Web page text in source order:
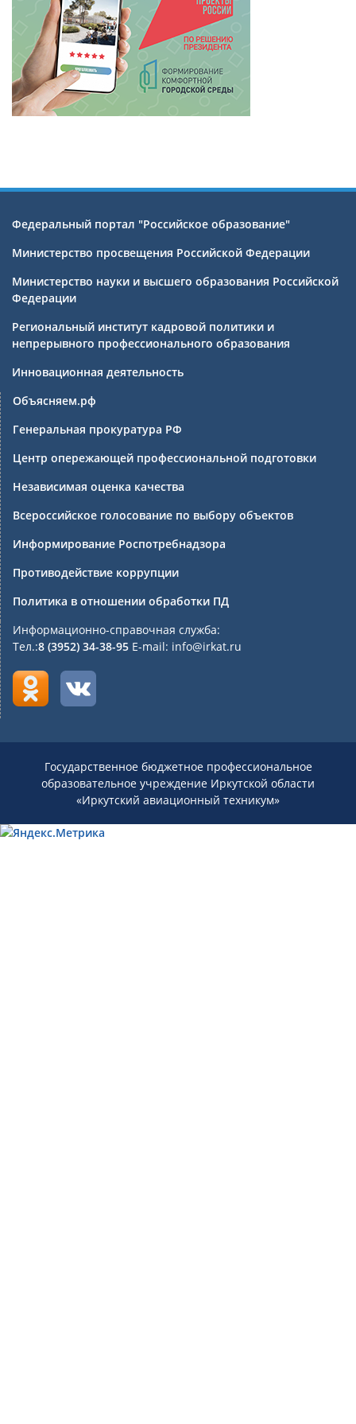
Федеральный портал "Российское образование"
Министерство просвещения Российской Федерации
Министерство науки и высшего образования Российской
Федерации
Региональный институт кадровой политики и
непрерывного профессионального образования
Инновационная деятельность
Объясняем.рф
Генеральная прокуратура РФ
Центр опережающей профессиональной подготовки
Независимая оценка качества
Всероссийское голосование по выбору объектов
Информирование Роспотребнадзора
Противодействие коррупции
Политика в отношении обработки ПД
Информационно-справочная служба:
Тел.:8 (3952) 34-38-95 E-mail: info@irkat.ru
Государственное бюджетное профессиональное
образовательное учреждение Иркутской области
«Иркутский авиационный техникум»